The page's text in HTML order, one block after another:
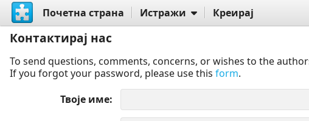
Почетна страна Истражи Креирај
Контактирај нас
To send questions, comments, concerns, or wishes to the
If you forgot your password, please use this form.
Твоје име